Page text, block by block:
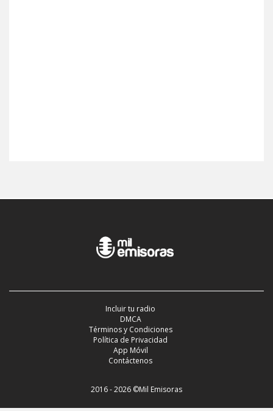
Incluir tu radio
DMCA
Términos y Condiciones
Política de Privacidad
App Móvil
Contáctenos
2016 - 2026 ©Mil Emisoras